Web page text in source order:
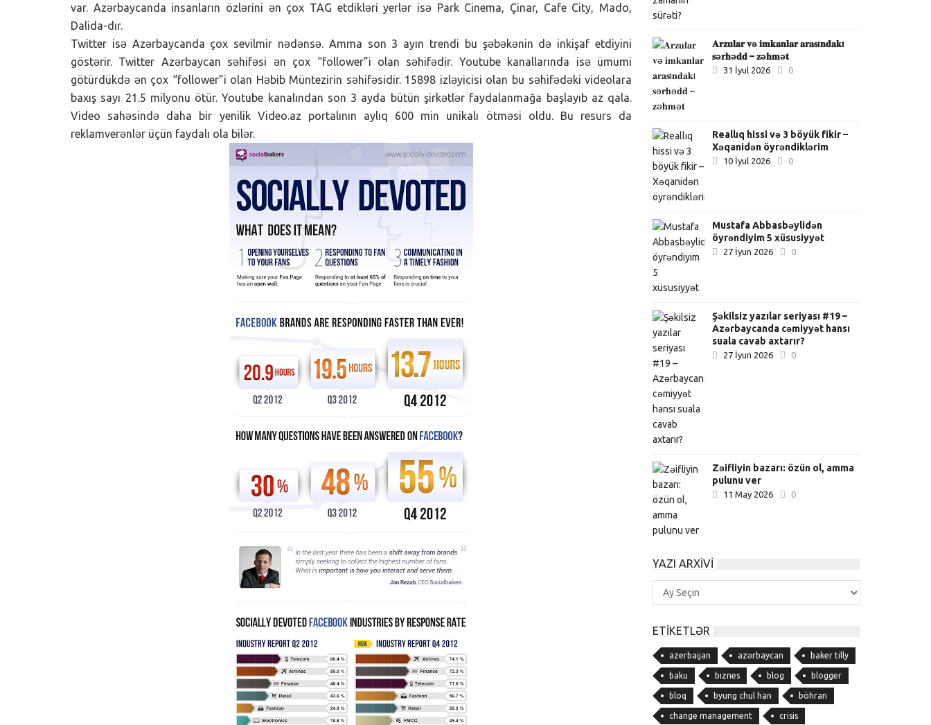
var. Azərbaycanda insanların özlərini ən çox TAG etdikləri yerlər isə Park Cinema, Çinar, Cafe City, Mado,
Dalida-dır.
Twitter isə Azərbaycanda çox sevilmir nədənsə. Amma son 3 ayın trendi bu şəbəkənin də inkişaf etdiyini
göstərir. Twitter Azərbaycan səhifəsi ən çox “follower”i olan səhifədir. Youtube kanallarında isə ümumi
götürdükdə ən çox “follower”i olan Həbib Müntezirin səhifəsidir. 15898 izləyicisi olan bu səhifədəki videolara
baxış sayı 21.5 milyonu ötür. Youtube kanalından son 3 ayda bütün şirkətlər faydalanmağa başlayıb az qala.
Video sahəsində daha bir yenilik Video.az portalının aylıq 600 min unikalı ötməsi oldu. Bu resurs da
reklamverənlər üçün faydalı ola bilər.
𝐀𝐫𝐳𝐮𝐥𝐚𝐫 𝐯ə 𝐢𝐦𝐤𝐚𝐧𝐥𝐚𝐫 𝐚𝐫𝐚𝐬ı𝐧𝐝𝐚𝐤ı
𝐬ə𝐫𝐡ə𝐝𝐝 – 𝐳ə𝐡𝐦ə𝐭
31 İyul 2026 0
Reallıq hissi və 3 böyük fikir –
Xəqanidən öyrəndiklərim
10 İyul 2026 0
Mustafa Abbasbəylidən
öyrəndiyim 5 xüsusiyyət
27 İyun 2026 0
Şəkilsiz yazılar seriyası #19 –
Azərbaycanda cəmiyyət hansı
suala cavab axtarır?
27 İyun 2026 0
Zəifliyin bazarı: özün ol, amma
pulunu ver
11 May 2026 0
YAZI ARXIVI
Yazı
Arxivi
ETIKETLƏR
azerbaijan azərbaycan baker tilly
baku biznes blog blogger
bloq byung chul han böhran
change management crisis